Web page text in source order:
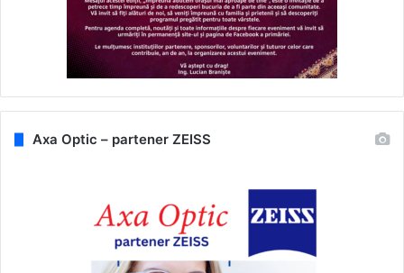
Axa Optic – partener ZEISS